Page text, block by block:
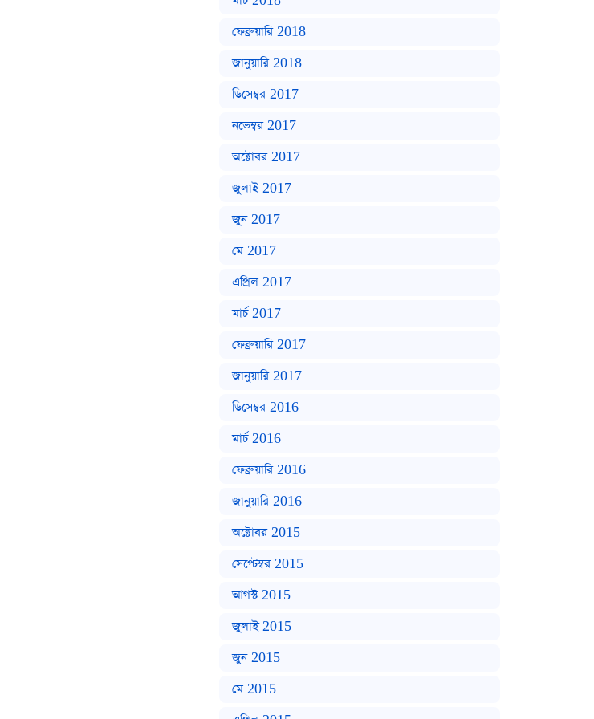
ফেব্রুয়ারি 2018
জানুয়ারি 2018
ডিসেম্বর 2017
নভেম্বর 2017
অক্টোবর 2017
জুলাই 2017
জুন 2017
মে 2017
এপ্রিল 2017
মার্চ 2017
ফেব্রুয়ারি 2017
জানুয়ারি 2017
ডিসেম্বর 2016
মার্চ 2016
ফেব্রুয়ারি 2016
জানুয়ারি 2016
অক্টোবর 2015
সেপ্টেম্বর 2015
আগস্ট 2015
জুলাই 2015
জুন 2015
মে 2015